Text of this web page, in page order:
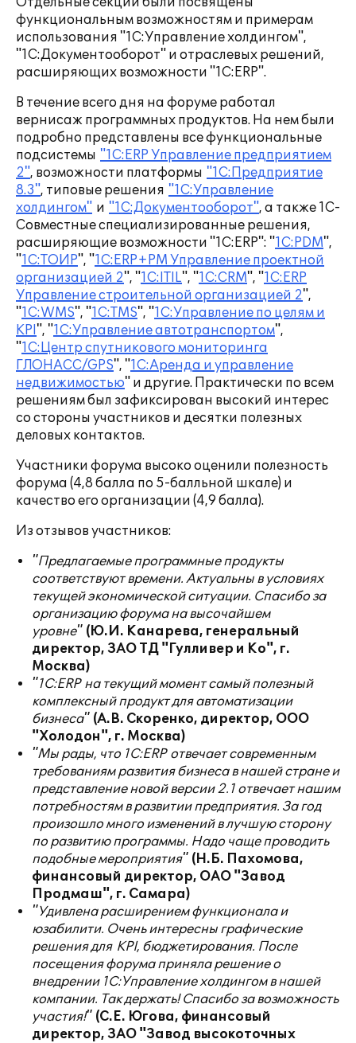
функциональным возможностям и примерам
использования "1С:Управление холдингом",
"1С:Документооборот" и отраслевых решений,
расширяющих возможности "1С:ERP".
В течение всего дня на форуме работал
вернисаж программных продуктов. На нем были
подробно представлены все функциональные
подсистемы "1С:ERP Управление предприятием
2", возможности платформы "1С:Предприятие
8.3", типовые решения "1С:Управление
холдингом" и "1С:Документооборот", а также 1C-
Совместные специализированные решения,
расширяющие возможности "1С:ERP": "1С:PDM",
"1С:ТОИР", "1С:ERP+PM Управление проектной
организацией 2", "1С:ITIL", "1С:CRM", "1С:ERP
Управление строительной организацией 2",
"1С:WMS", "1С:TMS", "1C:Управление по целям и
KPI", "1С:Управление автотранспортом",
"1С:Центр спутникового мониторинга
ГЛОНАСС/GPS", "1С:Аренда и управление
недвижимостью" и другие. Практически по всем
решениям был зафиксирован высокий интерес
со стороны участников и десятки полезных
деловых контактов.
Участники форума высоко оценили полезность
форума (4,8 балла по 5-балльной шкале) и
качество его организации (4,9 балла).
Из отзывов участников:
"Предлагаемые программные продукты
соответствуют времени. Актуальны в условиях
текущей экономической ситуации. Спасибо за
организацию форума на высочайшем
уровне" (Ю.И. Канарева, генеральный
директор, ЗАО ТД "Гулливер и Ко", г.
Москва)
"1С:ERPна текущий момент самый полезный
комплексный продукт для автоматизации
бизнеса" (А.В. Скоренко, директор, ООО
"Холодон", г. Москва)
"Мы рады, что 1С:ERPотвечает современным
требованиям развития бизнеса в нашей стране и
представление новой версии 2.1 отвечает нашим
потребностям в развитии предприятия. За год
произошло много изменений в лучшую сторону
по развитию программы. Надо чаще проводить
подобные мероприятия" (Н.Б. Пахомова,
финансовый директор, ОАО "Завод
Продмаш", г. Самара)
"Удивлена расширением функционала и
юзабилити. Очень интересны графические
решения для KPI, бюджетирования. После
посещения форума приняла решение о
внедрении 1С:Управление холдингом в нашей
компании. Так держать! Спасибо за возможность
участия!" (С.Е. Югова, финансовый
директор, ЗАО "Завод высокоточных